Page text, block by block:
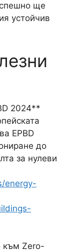
ще
устойчив
2024**
EPBD
до
за нулеви
energy-
към Zero-